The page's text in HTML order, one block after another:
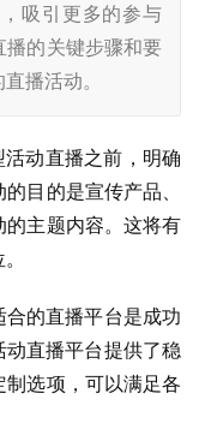
吸引更多的参与
播的关键步骤和要
播活动。
动直播之前，明确
目的是宣传产品、
主题内容。这将有
合的直播平台是成功
直播平台提供了稳
选项，可以满足各